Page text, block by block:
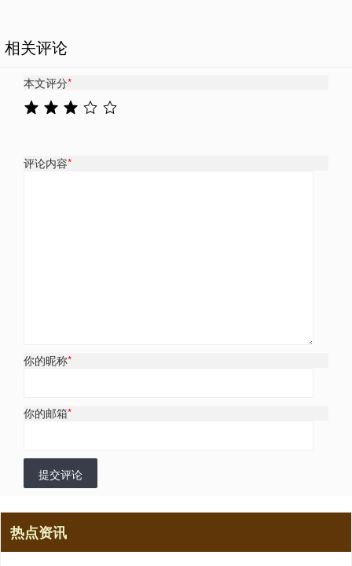
相关评论
本文评分*
评论内容*
你的昵称*
你的邮箱*
提交评论
热点资讯